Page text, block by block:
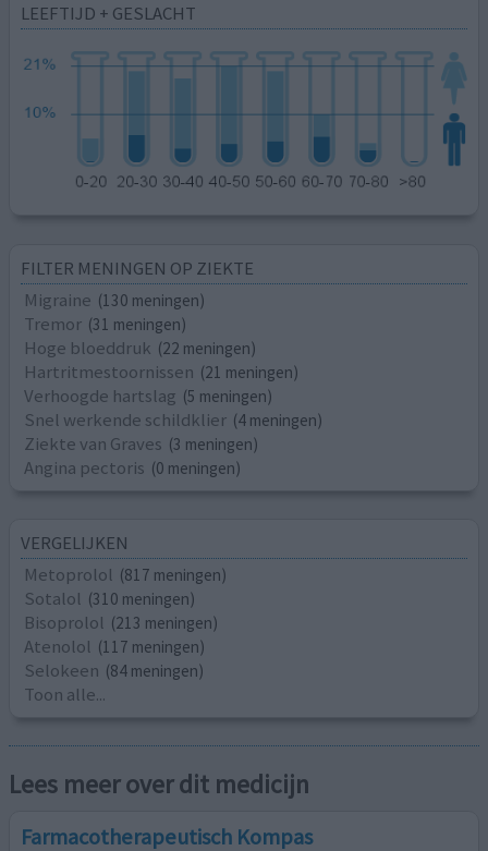
LEEFTIJD + GESLACHT
FILTER MENINGEN OP ZIEKTE
Migraine (130 meningen)
Tremor (31 meningen)
Hoge bloeddruk (22 meningen)
Hartritmestoornissen (21 meningen)
Verhoogde hartslag (5 meningen)
Snel werkende schildklier (4 meningen)
Ziekte van Graves (3 meningen)
Angina pectoris (0 meningen)
VERGELIJKEN
Metoprolol (817 meningen)
Sotalol (310 meningen)
Bisoprolol (213 meningen)
Atenolol (117 meningen)
Selokeen (84 meningen)
Toon alle...
Lees meer over dit medicijn
Farmacotherapeutisch Kompas